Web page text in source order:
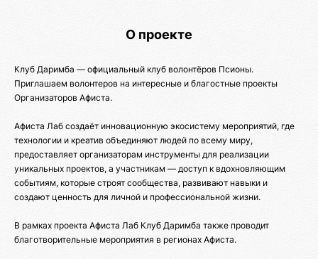
О проекте
Клуб Даримба — официальный клуб волонтёров Псионы.
Приглашаем волонтеров на интересные и благостные проекты
Организаторов Афиста.
Афиста Лаб создаёт инновационную экосистему мероприятий, где
технологии и креатив объединяют людей по всему миру,
предоставляет организаторам инструменты для реализации
уникальных проектов, а участникам — доступ к вдохновляющим
событиям, которые строят сообщества, развивают навыки и
создают ценность для личной и профессиональной жизни.
В рамках проекта Афиста Лаб Клуб Даримба также проводит
благотворительные мероприятия в регионах Афиста.